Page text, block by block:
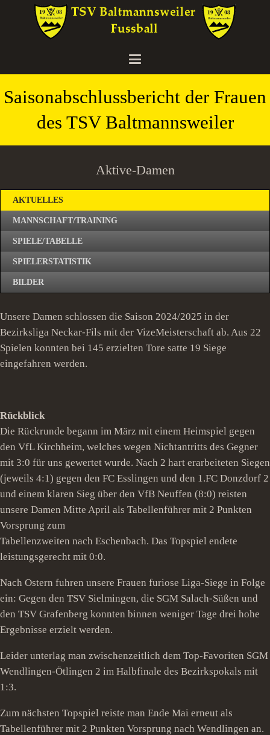
Saisonabschlussbericht der Frauen
des TSV Baltmannsweiler
Unsere Damen schlossen die Saison 2024/2025 in der
Bezirksliga Neckar-Fils mit der VizeMeisterschaft ab. Aus 22
Spielen konnten bei 145 erzielten Tore satte 19 Siege
eingefahren werden.
Rückblick
Die Rückrunde begann im März mit einem Heimspiel gegen
den VfL Kirchheim, welches wegen Nichtantritts des Gegner
mit 3:0 für uns gewertet wurde. Nach 2 hart erarbeiteten Siegen
(jeweils 4:1) gegen den FC Esslingen und den 1.FC Donzdorf 2
und einem klaren Sieg über den VfB Neuffen (8:0) reisten
unsere Damen Mitte April als Tabellenführer mit 2 Punkten
Vorsprung zum
Tabellenzweiten nach Eschenbach. Das Topspiel endete
leistungsgerecht mit 0:0.
Nach Ostern fuhren unsere Frauen furiose Liga-Siege in Folge
ein: Gegen den TSV Sielmingen, die SGM Salach-Süßen und
den TSV Grafenberg konnten binnen weniger Tage drei hohe
Ergebnisse erzielt werden.
Leider unterlag man zwischenzeitlich dem Top-Favoriten SGM
Wendlingen-Ötlingen 2 im Halbfinale des Bezirkspokals mit
1:3.
Zum nächsten Topspiel reiste man Ende Mai erneut als
Tabellenführer mit 2 Punkten Vorsprung nach Wendlingen an.
Aktive-Damen
AKTUELLES
MANNSCHAFT/TRAINING
SPIELE/TABELLE
SPIELERSTATISTIK
BILDER